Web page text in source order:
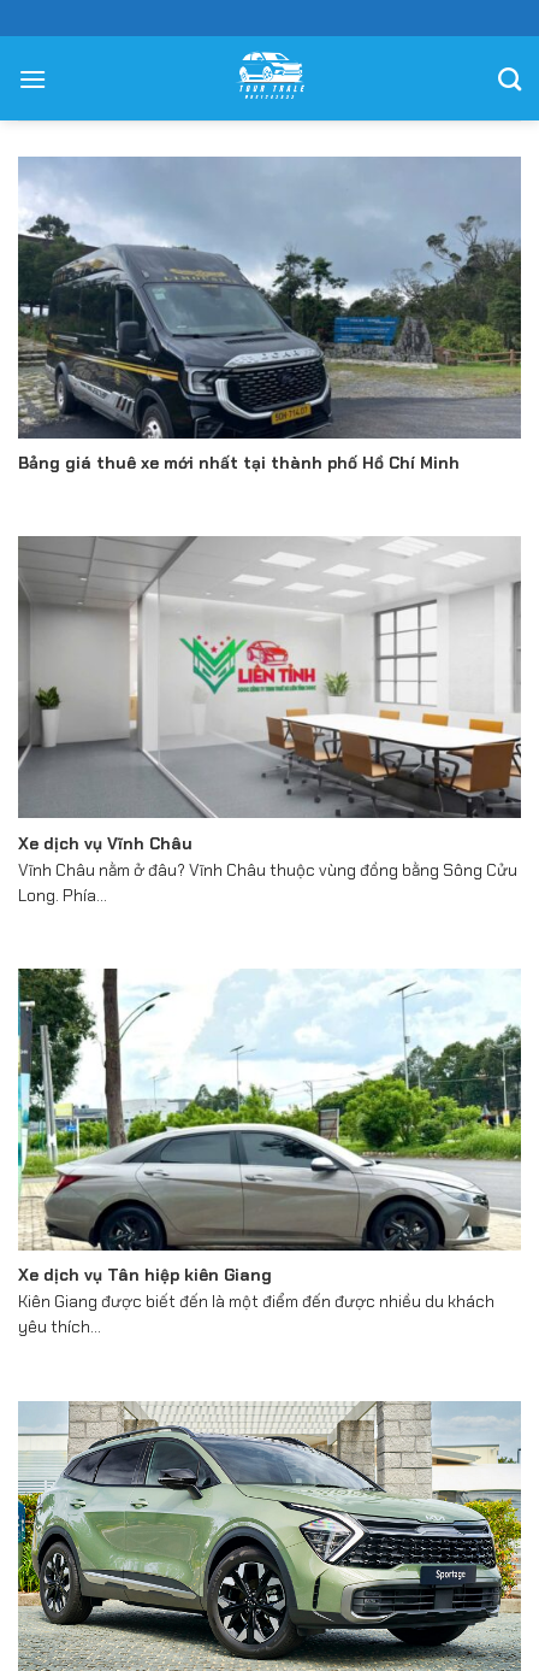
đến
nội
Bảng giá thuê xe mới nhất tại thành phố Hồ Chí Minh
Xe dịch vụ Vĩnh Châu
Vĩnh Châu nằm ở đâu? Vĩnh Châu thuộc vùng đồng bằng Sông Cửu
Long. Phía...
Xe dịch vụ Tân hiệp kiên Giang
Kiên Giang được biết đến là một điểm đến được nhiều du khách
yêu thích...